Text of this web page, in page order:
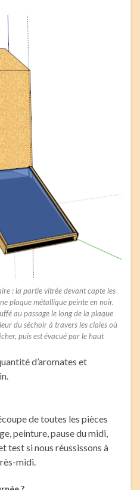
: la partie vitrée devant capte les
plaque métallique peinte en noir.
au passage le long de la plaque
du séchoir à travers les claies où
puis est évacué par le haut
d’aromates et
de toutes les pièces
peinture, pause du midi,
test si nous réussissons à
midi.